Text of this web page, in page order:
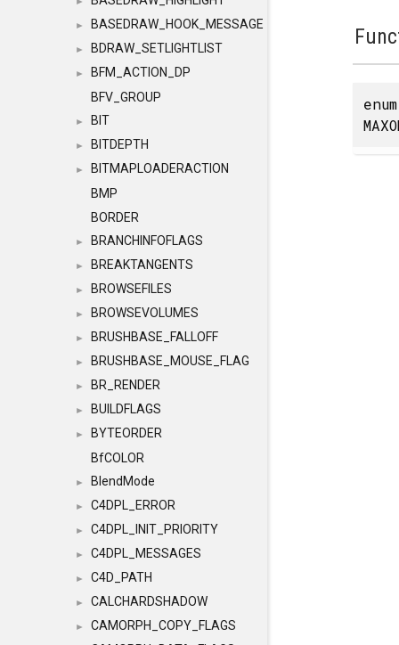
► BASEDRAW_HOOK_MESSAGE
► BDRAW_SETLIGHTLIST
►
BFM_ACTION_DP
BFV_GROUP
► BIT
► BITDEPTH
►
BITMAPLOADERACTION
BMP
BORDER
► BRANCHINFOFLAGS
► BREAKTANGENTS
► BROWSEFILES
► BROWSEVOLUMES
► BRUSHBASE_FALLOFF
► BRUSHBASE_MOUSE_FLAG
► BR_RENDER
► BUILDFLAGS
►
BYTEORDER
BfCOLOR
► BlendMode
► C4DPL_ERROR
► C4DPL_INIT_PRIORITY
► C4DPL_MESSAGES
► C4D_PATH
► CALCHARDSHADOW
►
CAMORPH_COPY_FLAGS